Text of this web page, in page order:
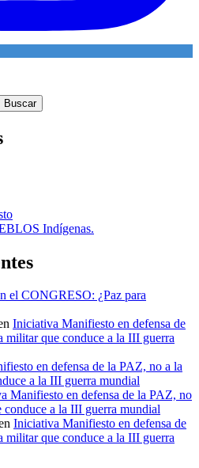
Buscar
Indígenas.
el CONGRESO: ¿Paz para
Iniciativa Manifiesto en defensa de
militar que conduce a la III guerra
en defensa de la PAZ, no a la
a la III guerra mundial
Manifiesto en defensa de la PAZ, no
conduce a la III guerra mundial
Iniciativa Manifiesto en defensa de
militar que conduce a la III guerra